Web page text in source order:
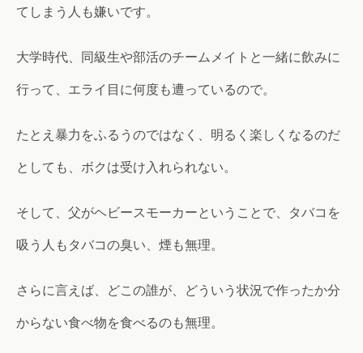
てしまう人も嫌いです。
大学時代、同級生や部活のチームメイトと一緒に飲みに
行って、エライ目に何度も遭っているので。
たとえ暴力をふるうのではなく、明るく楽しくなるのだ
としても、ボクは受け入れられない。
そして、父がヘビースモーカーということで、タバコを
吸う人もタバコの臭い、煙も無理。
さらに言えば、どこの誰が、どういう状況で作ったか分
からない食べ物を食べるのも無理。